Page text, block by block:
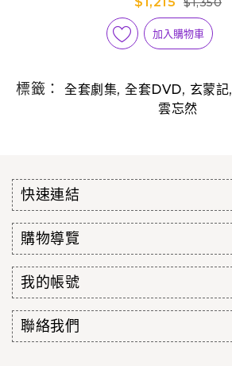
加入購物車
標籤： 全套劇集, 全套DVD, 玄蒙記,
雲忘然
快速連結
購物導覽
我的帳號
聯絡我們